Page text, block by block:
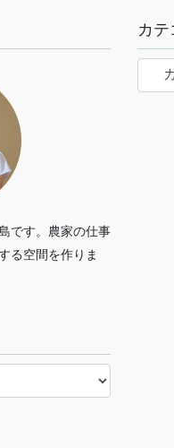
です。農家の仕事
る空間を作りま
カテ
テ